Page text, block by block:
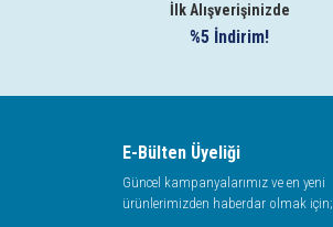
İlk Alışverişinizde
%5 İndirim!
E-Bülten Üyeliği
Güncel kampanyalarımız ve en yeni
ürünlerimizden haberdar olmak için;